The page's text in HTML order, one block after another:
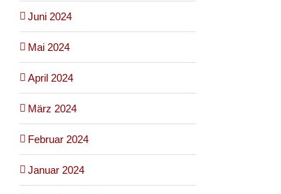
Juni 2024
Mai 2024
April 2024
März 2024
Februar 2024
Januar 2024